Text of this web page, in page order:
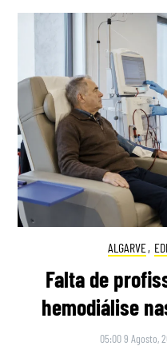
ALGARVE,
Falta de
hemodiálise
05:00 9 Agosto,